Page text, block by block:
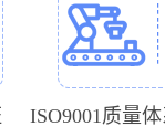
ISO9001质量